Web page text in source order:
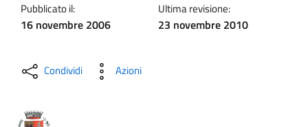
Pubblicato il:
16 novembre 2006
Ultima revisione:
23 novembre 2010
Condividi Azioni